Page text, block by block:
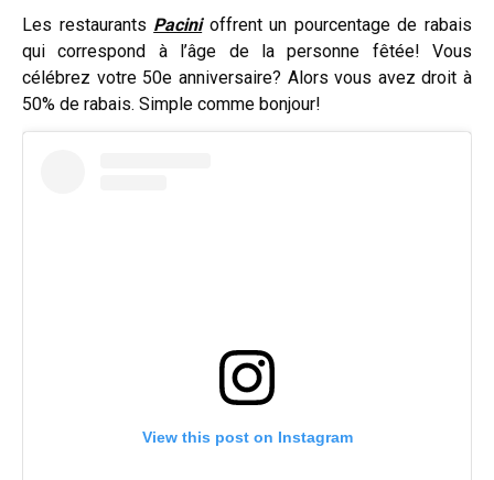
Les restaurants Pacinioffrent un pourcentage de rabais
qui correspond à l’âge de la personne fêtée! Vous
célébrez votre 50e anniversaire? Alors vous avez droit à
50% de rabais. Simple comme bonjour!
View this post on Instagram